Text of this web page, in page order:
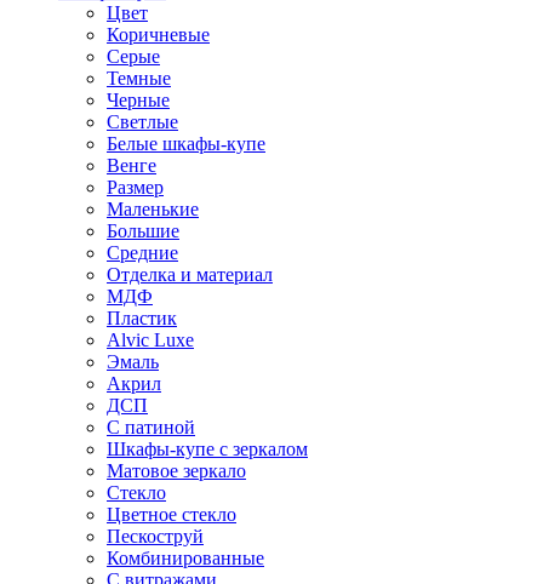
Цвет
Коричневые
Серые
Темные
Черные
Светлые
Белые шкафы-купе
Венге
Размер
Маленькие
Большие
Средние
Отделка и материал
МДФ
Пластик
Alvic Luxe
Эмаль
Акрил
ДСП
С патиной
Шкафы-купе с зеркалом
Матовое зеркало
Стекло
Цветное стекло
Пескоструй
Комбинированные
С витражами